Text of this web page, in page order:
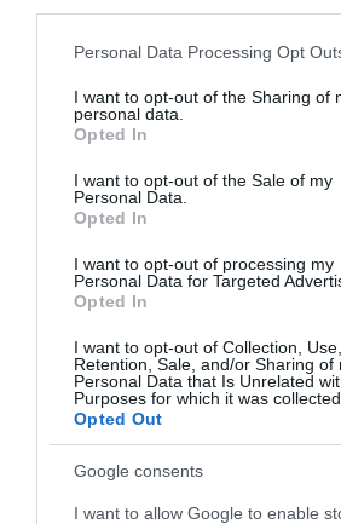
Please note that this website/app uses
not limited to your visit or usage
grant or deny consent to Google and
use your data for below specified
consent section.
Personal Data Processing Opt
I want to opt-out of the Sharing of
personal data.
Opted In
I want to opt-out of the Sale of my
Personal Data.
Opted In
I want to opt-out of processing my
Personal Data for Targeted
Opted In
I want to opt-out of Collection, Use,
Retention, Sale, and/or Sharing of
Personal Data that Is Unrelated
Purposes for which it was collected.
Opted Out
Google consents
I want to allow Google to enable
ΠΑΝΗΓΥΡΙ
Του
ΟΙ
Μια
το λιμάνι